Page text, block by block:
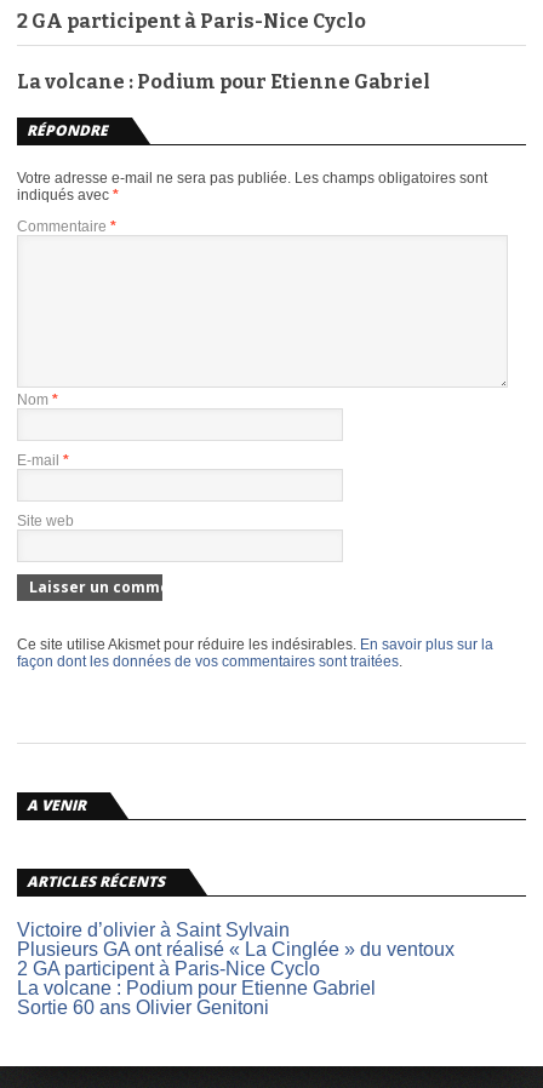
2 GA participent à Paris-Nice Cyclo
La volcane : Podium pour Etienne Gabriel
RÉPONDRE
Votre adresse e-mail ne sera pas publiée. Les champs obligatoires sont
indiqués avec *
Commentaire *
Nom *
E-mail *
Site web
Ce site utilise Akismet pour réduire les indésirables. En savoir plus sur la
façon dont les données de vos commentaires sont traitées.
A VENIR
ARTICLES RÉCENTS
Victoire d’olivier à Saint Sylvain
Plusieurs GA ont réalisé « La Cinglée » du ventoux
2 GA participent à Paris-Nice Cyclo
La volcane : Podium pour Etienne Gabriel
Sortie 60 ans Olivier Genitoni